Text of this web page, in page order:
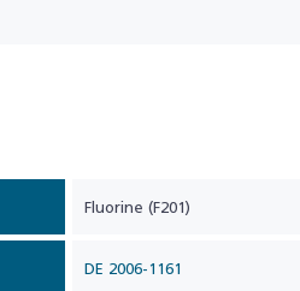
Fluorine (F201)
DE 2006-1161